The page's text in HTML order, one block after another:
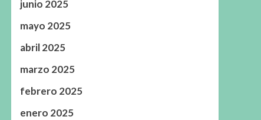
junio 2025
mayo 2025
abril 2025
marzo 2025
febrero 2025
enero 2025